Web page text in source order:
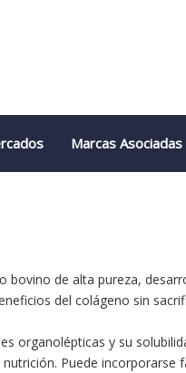
Marcas Asociadas
bovino de alta pureza,
del colágeno sin
organolépticas y su
Puede